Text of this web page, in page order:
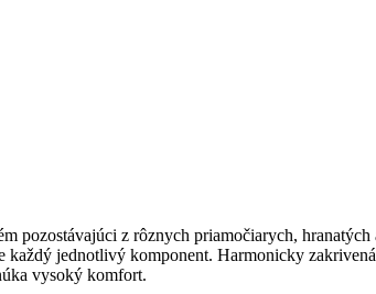
z rôznych priamočiarych, hranatých
jednotlivý komponent. Harmonicky
vysoký komfort.